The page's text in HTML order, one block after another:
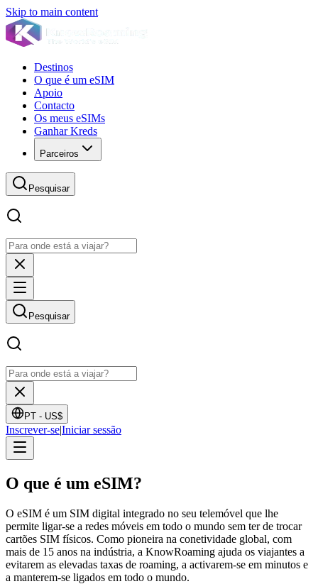
Skip to main content
Destinos
O que é um eSIM
Apoio
Contacto
Os meus eSIMs
Ganhar Kreds
Parceiros
Pesquisar
Pesquisar
PT - US$
Inscrever-se|Iniciar sessão
O que é um eSIM?
O eSIM é um SIM digital integrado no seu telemóvel que lhe
permite ligar-se a redes móveis em todo o mundo sem ter de trocar
cartões SIM físicos. Como pioneira na conetividade global, com
mais de 15 anos na indústria, a KnowRoaming ajuda os viajantes a
evitarem as elevadas taxas de roaming, a activarem-se em minutos e
a manterem-se ligados em todo o mundo.